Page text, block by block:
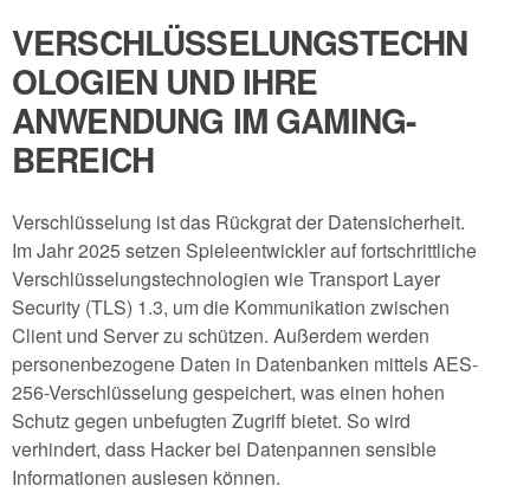
VERSCHLÜSSELUNGSTECHN
OLOGIEN UND IHRE
ANWENDUNG IM GAMING-
BEREICH
Verschlüsselung ist das Rückgrat der Datensicherheit.
Im Jahr 2025 setzen Spieleentwickler auf fortschrittliche
Verschlüsselungstechnologien wie Transport Layer
Security (TLS) 1.3, um die Kommunikation zwischen
Client und Server zu schützen. Außerdem werden
personenbezogene Daten in Datenbanken mittels AES-
256-Verschlüsselung gespeichert, was einen hohen
Schutz gegen unbefugten Zugriff bietet. So wird
verhindert, dass Hacker bei Datenpannen sensible
Informationen auslesen können.